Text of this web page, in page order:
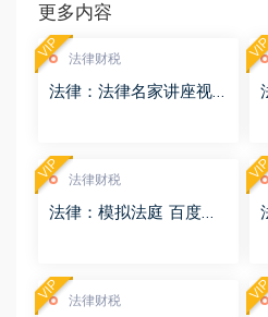
更多内容
法律财税
法律：法律名家讲座视
VIP
法律财税
法律：模拟法庭 百度网
VIP
法律财税
VIP